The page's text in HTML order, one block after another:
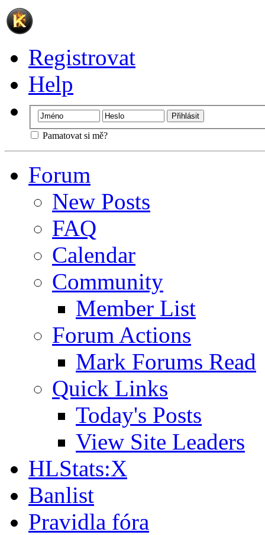
Registrovat
Help
Pamatovat si mě?
Forum
New Posts
FAQ
Calendar
Community
Member List
Forum Actions
Mark Forums Read
Quick Links
Today's Posts
View Site Leaders
HLStats:X
Banlist
Pravidla fóra